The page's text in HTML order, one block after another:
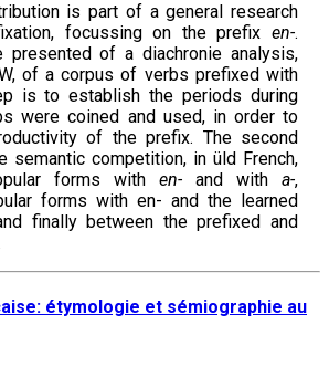
is part of a general research
focussing on the prefix en-.
presented of a diachronie analysis,
of a corpus of verbs prefixed with
is to establish the periods during
were coined and used, in order to
of the prefix. The second
semantic competition, in üld French,
forms with en- and with a-,
forms with en- and the learned
finally between the prefixed and
étymologie et sémiographie au